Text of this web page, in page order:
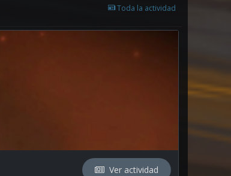
Toda la actividad
Ver actividad